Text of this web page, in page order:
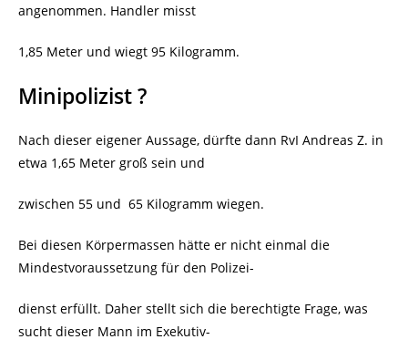
angenommen. Handler misst
1,85 Meter und wiegt 95 Kilogramm.
Minipolizist ?
Nach dieser eigener Aussage, dürfte dann RvI Andreas Z. in
etwa 1,65 Meter groß sein und
zwischen 55 und 65 Kilogramm wiegen.
Bei diesen Körpermassen hätte er nicht einmal die
Mindestvoraussetzung für den Polizei-
dienst erfüllt. Daher stellt sich die berechtigte Frage, was
sucht dieser Mann im Exekutiv-